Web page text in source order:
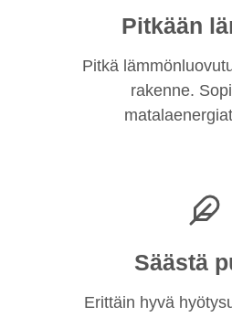
Pitkään
Pitkä
rakenne.
Säästä
Erittäin hyvä